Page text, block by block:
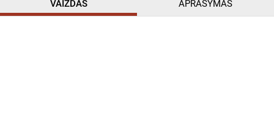
VAIZDAS APRAŠYMAS